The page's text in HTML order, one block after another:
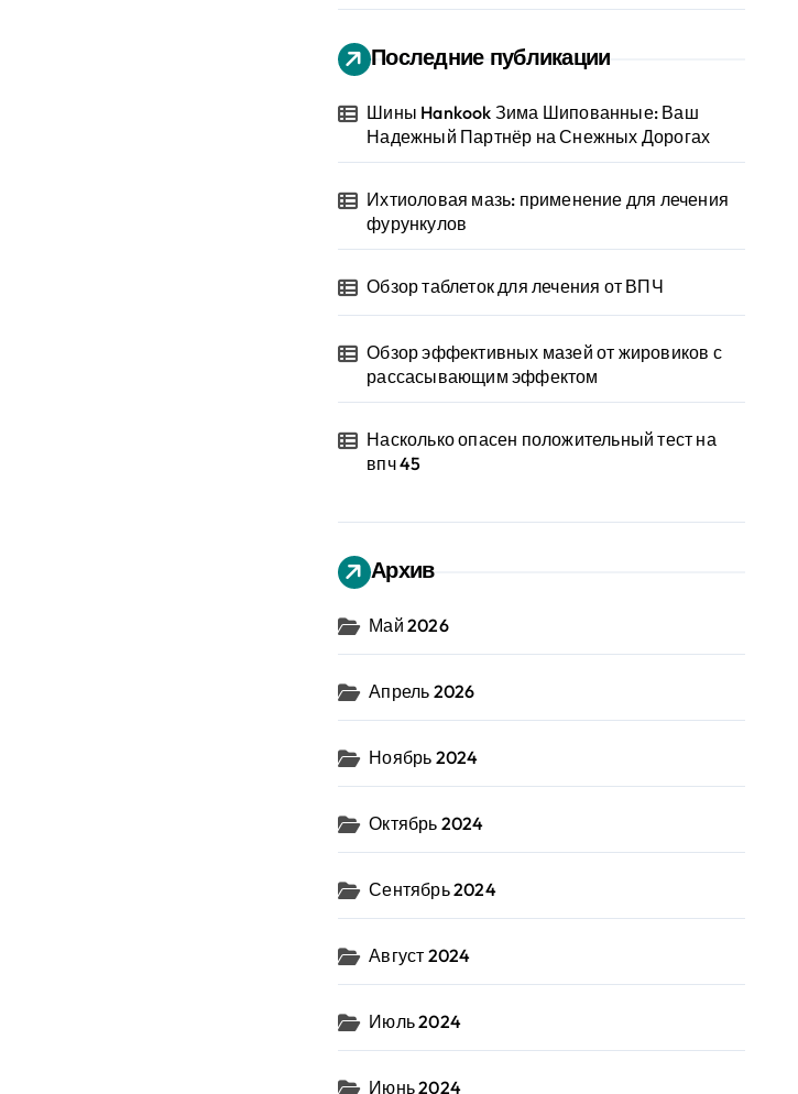
Последние публикации
Шины Hankook Зима Шипованные: Ваш
Надежный Партнёр на Снежных Дорогах
Ихтиоловая мазь: применение для лечения
фурункулов
Обзор таблеток для лечения от ВПЧ
Обзор эффективных мазей от жировиков с
рассасывающим эффектом
Насколько опасен положительный тест на
впч 45
Архив
Май 2026
Апрель 2026
Ноябрь 2024
Октябрь 2024
Сентябрь 2024
Август 2024
Июль 2024
Июнь 2024